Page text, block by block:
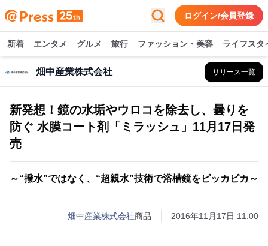
ログイン/会員登録
新着 エンタメ グルメ 旅行 ファッション・美容 ライフスタ
畑中産業株式会社 リリース一覧
新発想！鏡の水垢やウロコを除去し、曇りを
防ぐ 水膜コート剤「ミラッシュ」11月17日発
売
～“撥水”ではなく、“超親水”技術で浴槽鏡をピッカピカ～
畑中産業株式会社商品 2016年11月17日 11:00